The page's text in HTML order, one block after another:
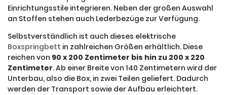
Einrichtungsstile integrieren. Neben der großen Auswahl
an Stoffen stehen auch Lederbezüge zur Verfügung.
Selbstverständlich ist auch dieses elektrische
Boxspringbett in zahlreichen Größen erhältlich. Diese
reichen von 90 x 200 Zentimeter bis hin zu 200 x 220
Zentimeter. Ab einer Breite von 140 Zentimetern wird der
Unterbau, also die Box, in zwei Teilen geliefert. Dadurch
werden der Transport sowie der Aufbau erleichtert.